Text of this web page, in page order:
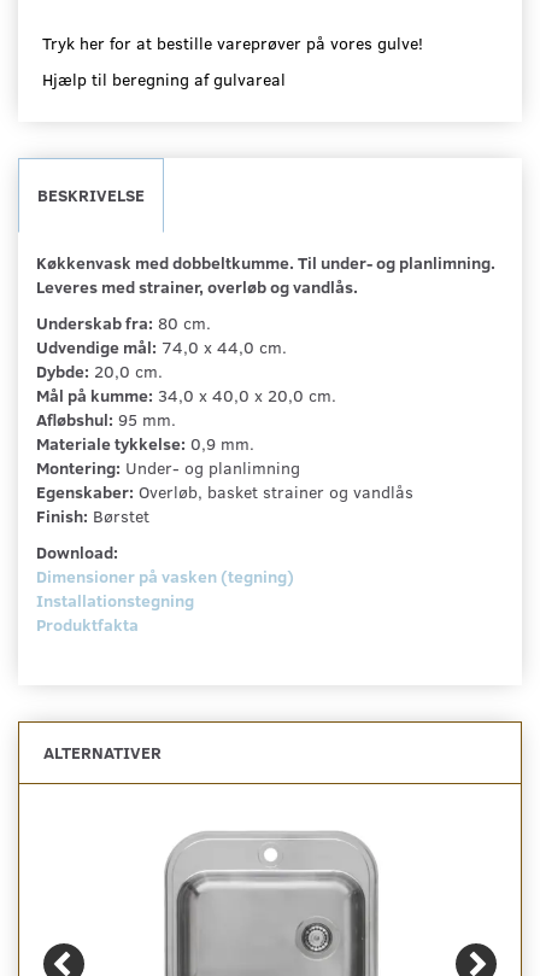
Tryk her for at bestille vareprøver på vores gulve!
Hjælp til beregning af gulvareal
BESKRIVELSE
Køkkenvask med dobbeltkumme. Til under- og planlimning.
Leveres med strainer, overløb og vandlås.
Underskab fra: 80 cm.
Udvendige mål: 74,0 x 44,0 cm.
Dybde: 20,0 cm.
Mål på kumme: 34,0 x 40,0 x 20,0 cm.
Afløbshul: 95 mm.
Materiale tykkelse: 0,9 mm.
Montering: Under- og planlimning
Egenskaber: Overløb, basket strainer og vandlås
Finish: Børstet
Download:
Dimensioner på vasken (tegning)
Installationstegning
Produktfakta
ALTERNATIVER